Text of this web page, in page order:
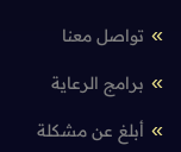
تواصل معنا
برامج الرعاية
أبلغ عن مشكلة